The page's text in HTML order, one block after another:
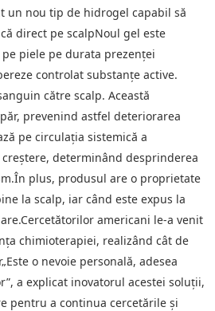
un nou tip de hidrogel capabil să
direct pe scalpNoul gel este
piele pe durata prezenţei
controlat substanţe active.
către scalp. Această
prevenind astfel deteriorarea
pe circulaţia sistemică a
determinând desprinderea
plus, produsul are o proprietate
la scalp, iar când este expus la
americani le-a venit
chimioterapiei, realizând cât de
o nevoie personală, adesea
a explicat inovatorul acestei soluţii,
pentru a continua cercetările şi